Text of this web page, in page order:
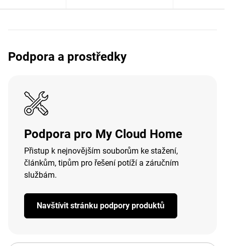
Podpora a prostředky
Podpora pro My Cloud Home
Přistup k nejnovějším souborům ke stažení,
článkům, tipům pro řešení potíží a záručním
službám.
Navštívit stránku podpory produktů